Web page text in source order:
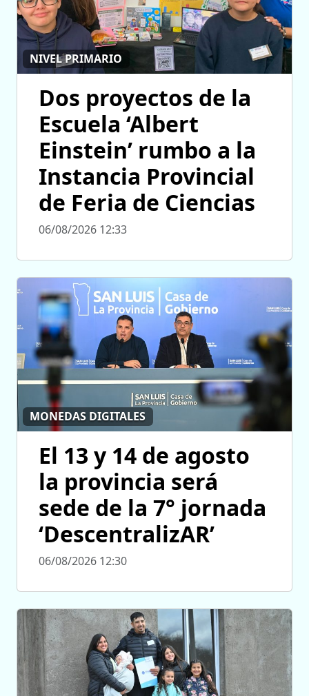
NIVEL PRIMARIO
Dos proyectos de la
Escuela ‘Albert
Einstein’ rumbo a la
Instancia Provincial
de Feria de Ciencias
06/08/2026 12:33
MONEDAS DIGITALES
El 13 y 14 de agosto
la provincia será
sede de la 7° jornada
‘DescentralizAR’
06/08/2026 12:30